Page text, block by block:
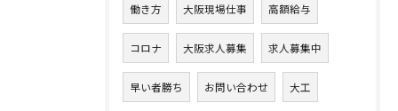
働き方 大阪現場仕事 高額給与
コロナ 大阪求人募集 求人募集中
早い者勝ち お問い合わせ 大工